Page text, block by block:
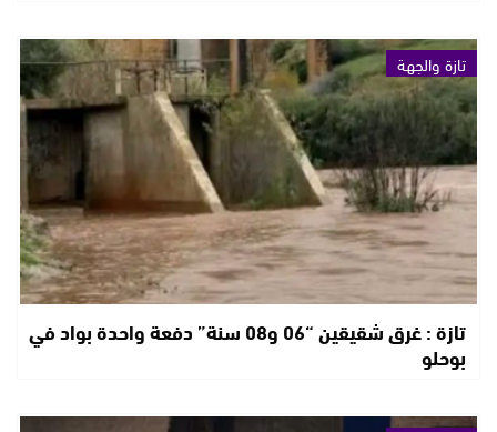
تازة والجهة
تازة : غرق شقيقين “06 و08 سنة” دفعة واحدة بواد في
بوحلو